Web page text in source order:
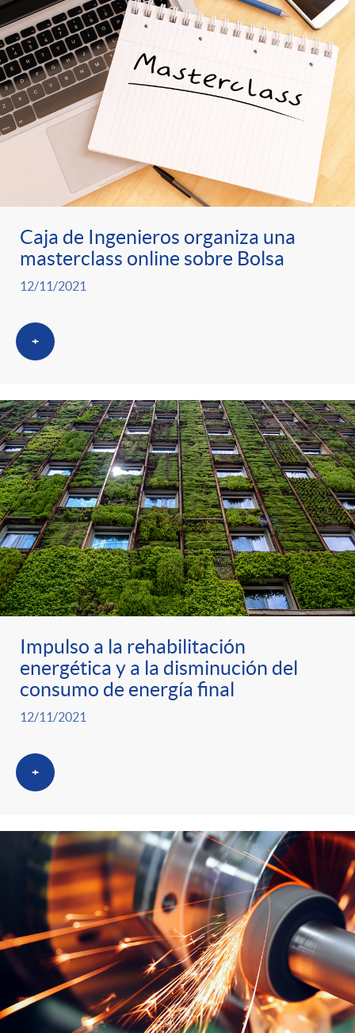
r
o
C
t
e
g
r
i
a
s
i
d
o
Caja de Ingenieros organiza una
masterclass online sobre Bolsa
12/11/2021
+
Impulso a la rehabilitación
energética y a la disminución del
consumo de energía final
12/11/2021
+